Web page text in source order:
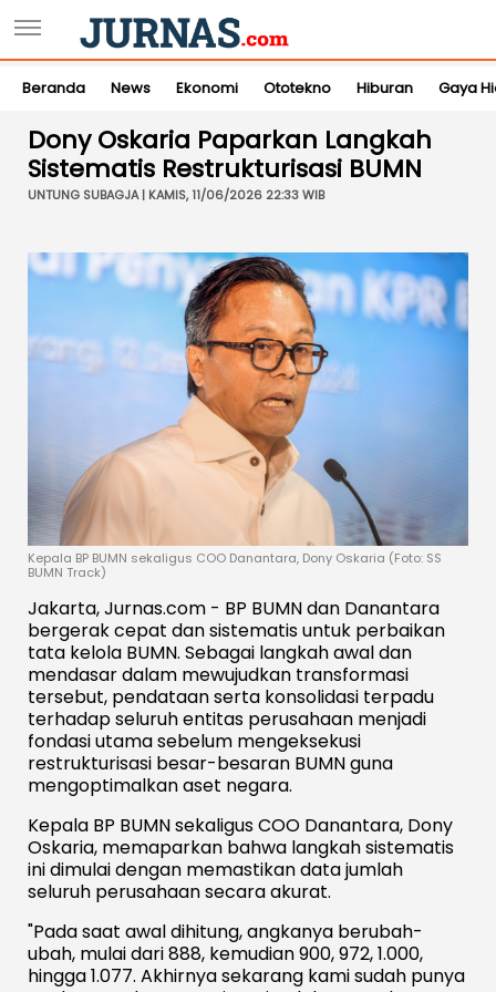
Beranda News Ekonomi Ototekno Hiburan Gaya
Dony Oskaria Paparkan Langkah
Sistematis Restrukturisasi BUMN
UNTUNG SUBAGJA | KAMIS, 11/06/2026 22:33 WIB
​Kepala BP BUMN sekaligus COO Danantara, Dony Oskaria (Foto: SS
BUMN Track)
Jakarta, Jurnas.com - BP BUMN dan Danantara
bergerak cepat dan sistematis untuk perbaikan
tata kelola BUMN. Sebagai langkah awal dan
mendasar dalam mewujudkan transformasi
tersebut, pendataan serta konsolidasi terpadu
terhadap seluruh entitas perusahaan menjadi
fondasi utama sebelum mengeksekusi
restrukturisasi besar-besaran BUMN guna
mengoptimalkan aset negara.
Kepala BP BUMN sekaligus COO Danantara, Dony
Oskaria, memaparkan bahwa langkah sistematis
ini dimulai dengan memastikan data jumlah
seluruh perusahaan secara akurat.
"Pada saat awal dihitung, angkanya berubah-
ubah, mulai dari 888, kemudian 900, 972, 1.000,
hingga 1.077. Akhirnya sekarang kami sudah punya